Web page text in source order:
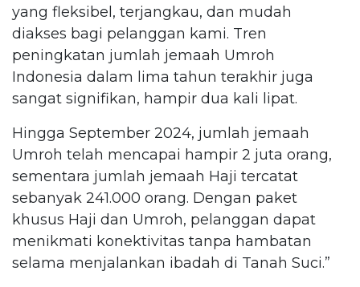
yang fleksibel, terjangkau, dan mudah
diakses bagi pelanggan kami. Tren
peningkatan jumlah jemaah Umroh
Indonesia dalam lima tahun terakhir juga
sangat signifikan, hampir dua kali lipat.
Hingga September 2024, jumlah jemaah
Umroh telah mencapai hampir 2 juta orang,
sementara jumlah jemaah Haji tercatat
sebanyak 241.000 orang. Dengan paket
khusus Haji dan Umroh, pelanggan dapat
menikmati konektivitas tanpa hambatan
selama menjalankan ibadah di Tanah Suci.”